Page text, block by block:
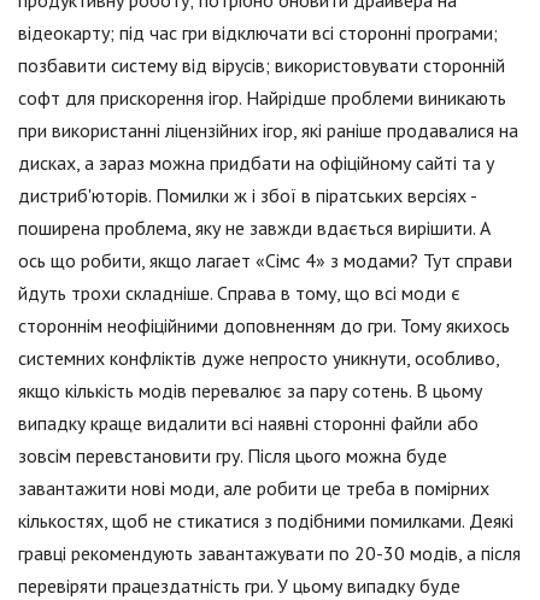
відеокарту; під час гри відключати всі сторонні програми;
позбавити систему від вірусів; використовувати сторонній
софт для прискорення ігор. Найрідше проблеми виникають
при використанні ліцензійних ігор, які раніше продавалися на
дисках, а зараз можна придбати на офіційному сайті та у
дистриб'юторів. Помилки ж і збої в піратських версіях -
поширена проблема, яку не завжди вдається вирішити. А
ось що робити, якщо лагает «Сімс 4» з модами? Тут справи
йдуть трохи складніше. Справа в тому, що всі моди є
стороннім неофіційними доповненням до гри. Тому якихось
системних конфліктів дуже непросто уникнути, особливо,
якщо кількість модів перевалює за пару сотень. В цьому
випадку краще видалити всі наявні сторонні файли або
зовсім перевстановити гру. Після цього можна буде
завантажити нові моди, але робити це треба в помірних
кількостях, щоб не стикатися з подібними помилками. Деякі
гравці рекомендують завантажувати по 20-30 модів, а після
перевіряти працездатність гри. У цьому випадку буде